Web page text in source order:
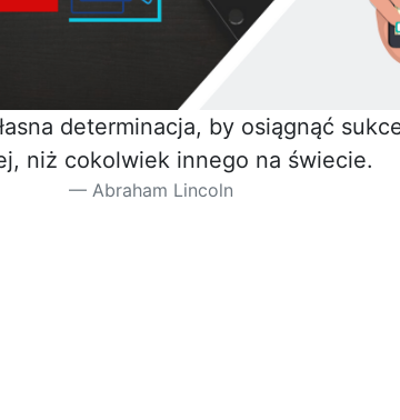
determinacja, by osiągnąć
niż cokolwiek innego na świecie.
Abraham Lincoln